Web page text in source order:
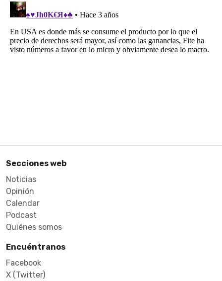
Secciones web
Noticias
Opinión
Calendar
Podcast
Quiénes somos
Encuéntranos
Facebook
X (Twitter)